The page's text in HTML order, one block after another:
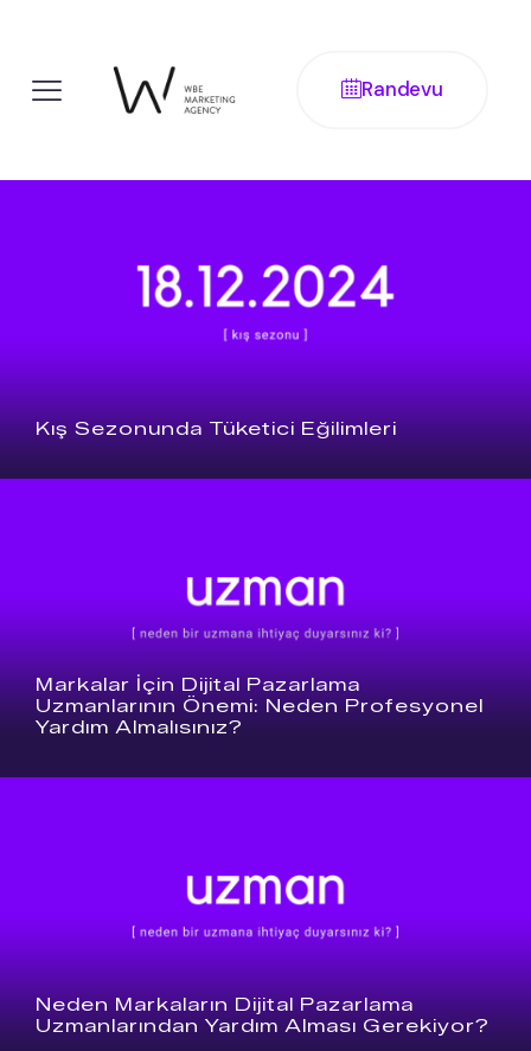
Randevu
Kış Sezonunda Tüketici Eğilimleri
Markalar İçin Dijital Pazarlama
Uzmanlarının Önemi: Neden Profesyonel
Yardım Almalısınız?
Neden Markaların Dijital Pazarlama
Uzmanlarından Yardım Alması Gerekiyor?